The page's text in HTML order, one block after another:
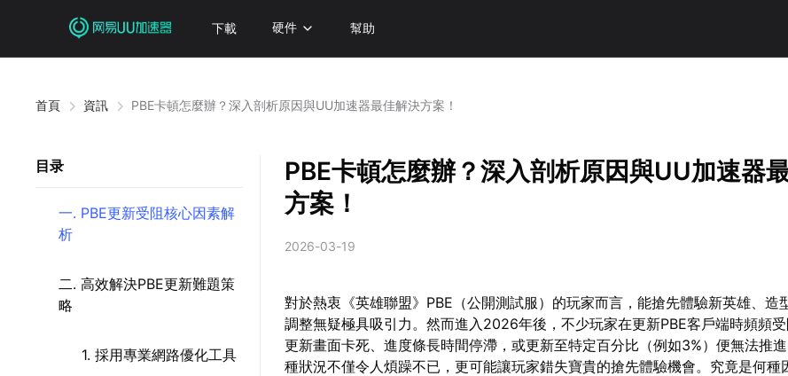
下載 硬件 幫助
首頁 資訊 PBE卡頓怎麼辦？深入剖析原因與UU加速器最佳解決方案！
目录
一. PBE更新受阻核心因素解
析
二. 高效解決PBE更新難題策
略
1. 採用專業網路優化工具
PBE卡頓怎麼辦？深入剖析原因與UU加速器
方案！
2026-03-19
對於熱衷《英雄聯盟》PBE（公開測試服）的玩家而言，能搶先體驗新英雄、造
調整無疑極具吸引力。然而進入2026年後，不少玩家在更新PBE客戶端時頻頻
更新畫面卡死、進度條長時間停滯，或更新至特定百分比（例如3%）便無法推
種狀況不僅令人煩躁不已，更可能讓玩家錯失寶貴的搶先體驗機會。究竟是何種